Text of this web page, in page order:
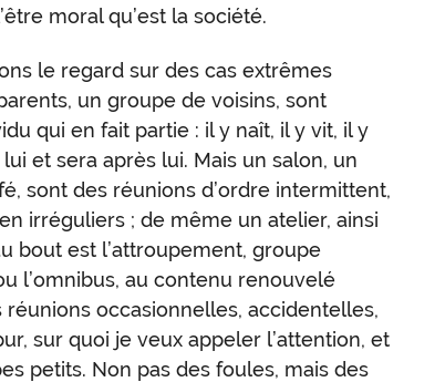
moral qu’est la société.
le regard sur des cas extrêmes
un groupe de voisins, sont
qui en fait partie : il y naît, il y vit, il y
et sera après lui. Mais un salon, un
sont des réunions d’ordre intermittent,
irréguliers ; de même un atelier, ainsi
bout est l’attroupement, groupe
l’omnibus, au contenu renouvelé
occasionnelles, accidentelles,
sur quoi je veux appeler l’attention, et
petits. Non pas des foules, mais des